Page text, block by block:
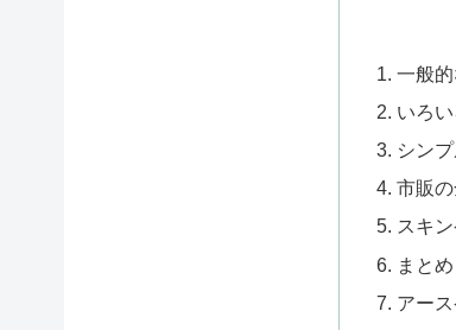
一般
いろ
シン
市販
スキ
まとめ
アー